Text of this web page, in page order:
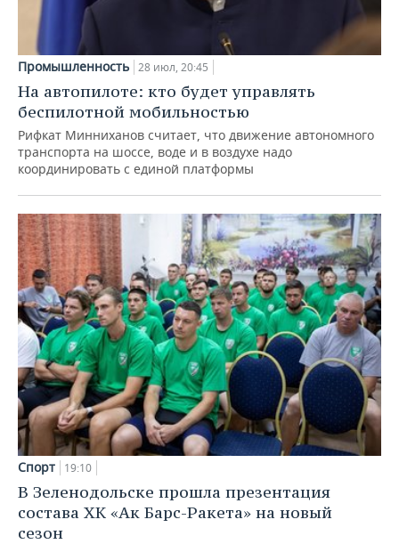
Промышленность 28 июл, 20:45
На автопилоте: кто будет управлять
беспилотной мобильностью
Рифкат Минниханов считает, что движение автономного
транспорта на шоссе, воде и в воздухе надо
координировать с единой платформы
Спорт 19:10
В Зеленодольске прошла презентация
состава ХК «Ак Барс-Ракета» на новый
сезон